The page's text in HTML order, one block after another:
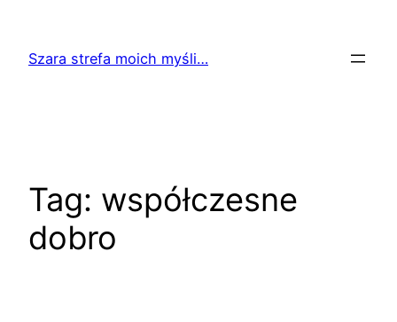
treściSzara strefa moich myśli…
Tag: współczesne
dobro